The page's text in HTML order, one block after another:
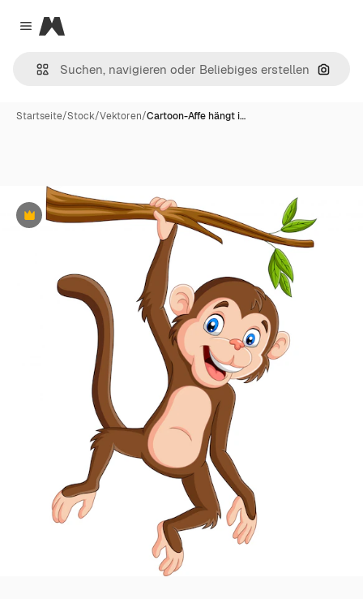
Close menu
Magnific
Nach
Startseite/Stock/Vektoren/Cartoon-Affe hängt i…
Premium